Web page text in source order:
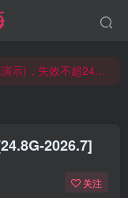
失效不超24小时，
失效不超24小时，
2026.7]
关注